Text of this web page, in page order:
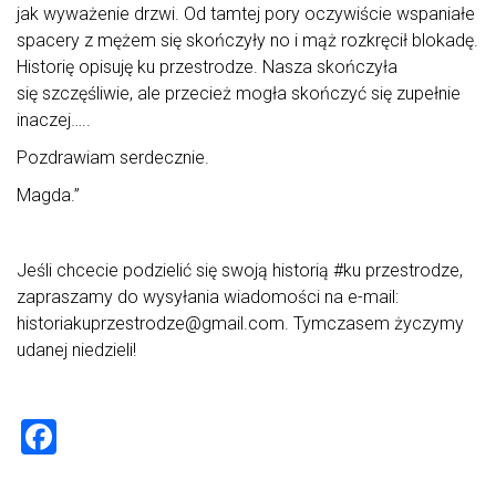
jak wyważenie drzwi. Od tamtej pory oczywiście wspaniałe
spacery z mężem się skończyły no i mąż rozkręcił blokadę.
Historię opisuję ku przestrodze. Nasza skończyła
się szczęśliwie, ale przecież mogła skończyć się zupełnie
inaczej…..
Pozdrawiam serdecznie.
Magda.”
Jeśli chcecie podzielić się swoją historią #ku przestrodze,
zapraszamy do wysyłania wiadomości na e-mail:
historiakuprzestrodze@gmail.com. Tymczasem życzymy
udanej niedzieli!